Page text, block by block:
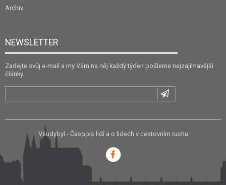
Archiv
NEWSLETTER
Zadejte svůj e-mail a my Vám na něj každý týden pošleme nejzajímavější
články.
Všudybyl - Časopis lidí a o lidech v cestovním ruchu